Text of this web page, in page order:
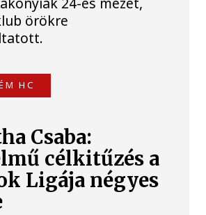
örökre
HC
Csaba:
célkitűzés a
Ligája négyes